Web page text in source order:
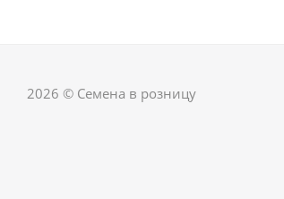
2026 © Семена в розницу